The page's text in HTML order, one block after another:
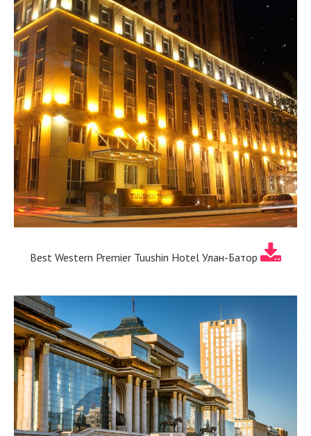
Best Western Premier Tuushin Hotel Улан-Батор